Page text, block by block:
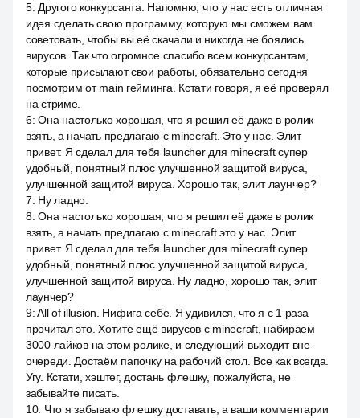
5: Другого конкурсанта. Напомню, что у нас есть отличная
идея сделать свою программу, которую мы сможем вам
советовать, чтобы вы её скачали и никогда не боялись
вирусов. Так что огромное спасибо всем конкурсантам,
которые присылают свои работы, обязательно сегодня
посмотрим от main гейминга. Кстати говоря, я её проверял
на стриме.
6:Она настолько хорошая, что я решил её даже в ролик
взять, а начать предлагаю с minecraft. Это у нас. Элит
привет. Я сделал для тебя launcher для minecraft супер
удобный, понятный плюс улучшенной защитой вируса,
улучшенной защитой вируса. Хорошо так, элит лаунчер?
7: Ну ладно.
8:Она настолько хорошая, что я решил её даже в ролик
взять, а начать предлагаю с minecraft это у нас. Элит
привет. Я сделал для тебя launcher для minecraft супер
удобный, понятный плюс улучшенной защитой вируса,
улучшенной защитой вируса. Ну ладно, хорошо так, элит
лаунчер?
9:All of illusion. Нифига себе. Я удивился, что я с 1 раза
прочитал это. Хотите ещё вирусов с minecraft, набираем
3000 лайков на этом ролике, и следующий выходит вне
очереди. Достаём папочку на рабочий стол. Все как всегда.
Угу. Кстати, хэштег, достань флешку, пожалуйста, не
забывайте писать.
10: Что я забываю флешку доставать, а ваши комментарии